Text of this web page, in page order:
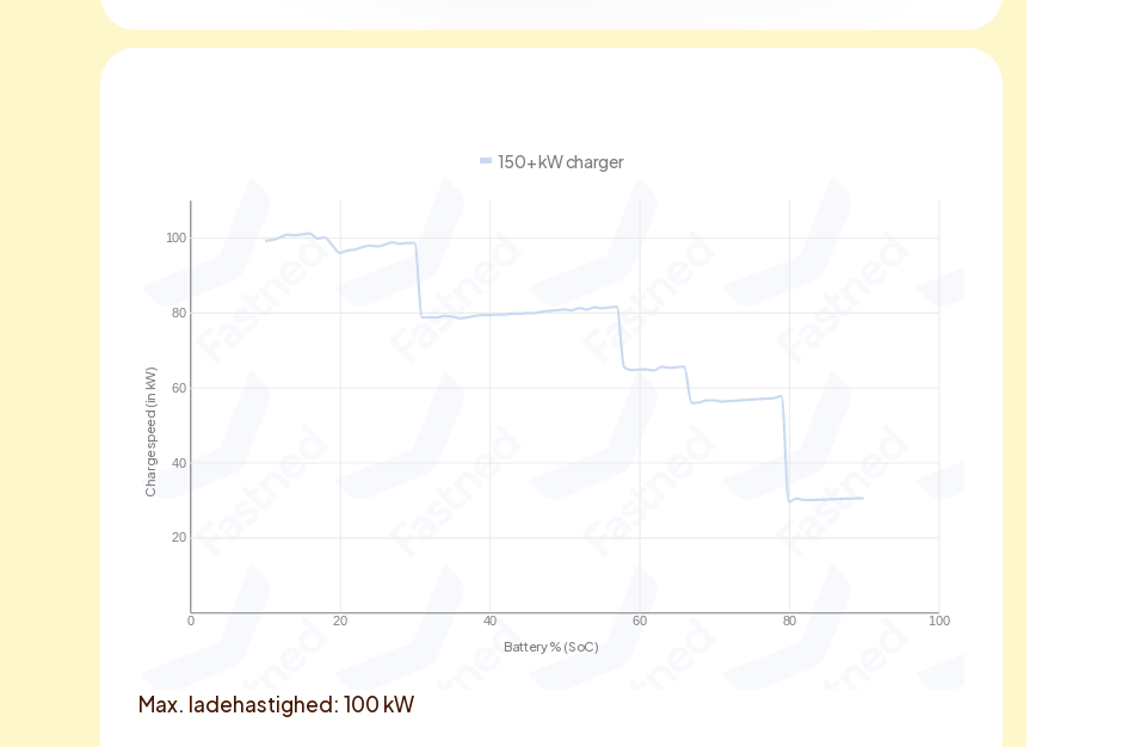
150+ kW charger
0 20 40 60 80 100
20
40
60
80
100
Battery % (SoC)
Charge speed (in kW)
Max. ladehastighed: 100 kW